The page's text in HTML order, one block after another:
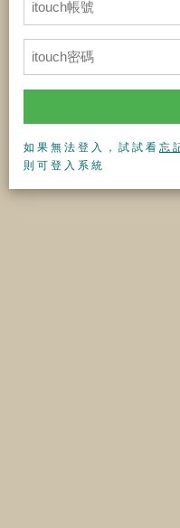
如果無法登入，試試看 忘
則可登入系統